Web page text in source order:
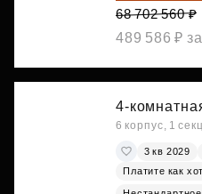
68 702 560 ₽
489 586 ₽
4-
6 корпус, 1
3 кв 2029
Платите как